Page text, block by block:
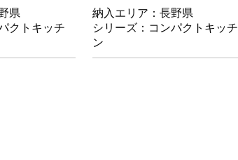
県
クトキッチ
納入エリア：長野県
シリーズ：コンパクトキッチ
ン